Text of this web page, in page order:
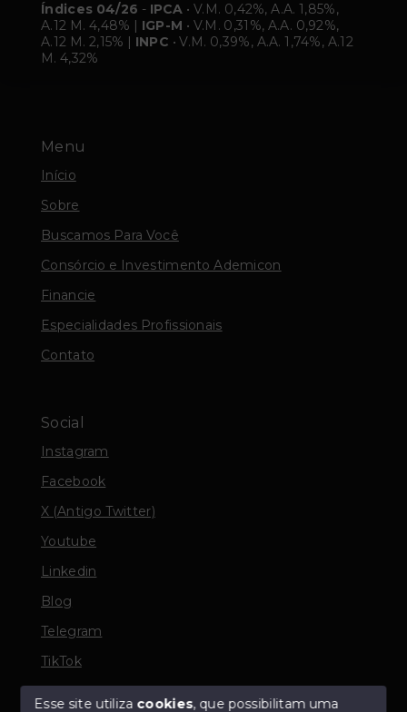
Menu
Início
Sobre
Buscamos Para Você
Consórcio e Investimento Ademicon
Financie
Especialidades Profissionais
Contato
Social
Instagram
Facebook
X (Antigo Twitter)
Youtube
Linkedin
Blog
Telegram
TikTok
Índices 04/26 - IPCA • V.M. 0,42%, A.A. 1,85%,
A.12 M. 4,48% | IGP-M • V.M. 0,31%, A.A. 0,92%,
A.12 M. 2,15% | INPC • V.M. 0,39%, A.A. 1,74%, A.12
M. 4,32%
Esse site utiliza cookies, que possibilitam uma